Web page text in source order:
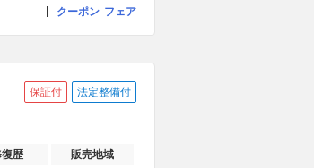
クーポン フェア
保証付 法定整備付
歴 販売地域